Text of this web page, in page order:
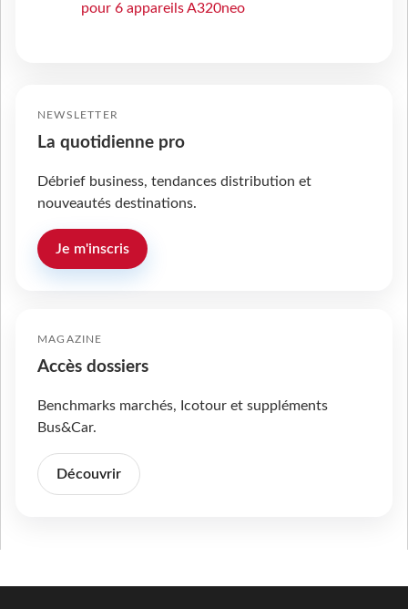
pour 6 appareils A320neo
NEWSLETTER
La quotidienne pro
Débrief business, tendances distribution et
nouveautés destinations.
Je m'inscris
MAGAZINE
Accès dossiers
Benchmarks marchés, Icotour et suppléments
Bus&Car.
Découvrir